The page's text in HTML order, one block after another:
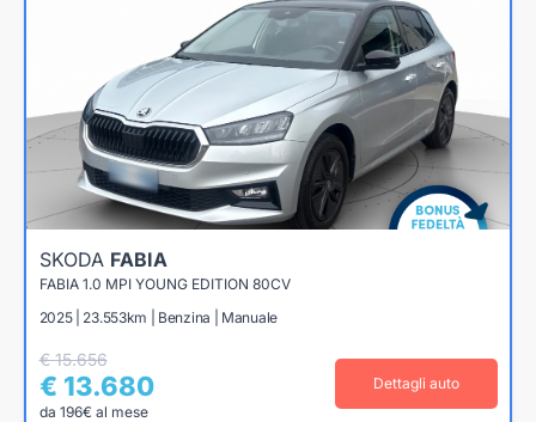
SKODA FABIA
FABIA 1.0 MPI YOUNG EDITION 80CV
2025 | 23.553km | Benzina | Manuale
€ 15.656
€ 13.680
da 196€ al mese
Dettagli auto